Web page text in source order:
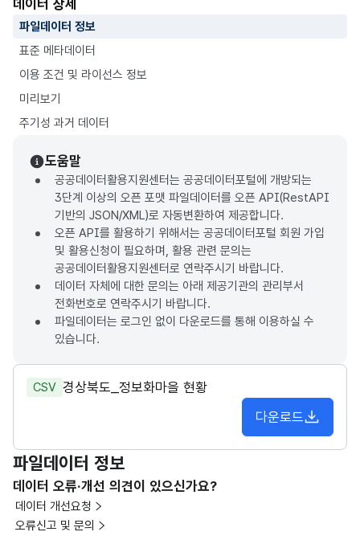
데이터 상세
파일데이터 정보
표준 메타데이터
이용 조건 및 라이선스 정보
미리보기
주기성 과거 데이터
도움말
공공데이터활용지원센터는 공공데이터포털에 개방되는
3단계 이상의 오픈 포맷 파일데이터를 오픈 API(RestAPI
기반의 JSON/XML)로 자동변환하여 제공합니다.
오픈 API를 활용하기 위해서는 공공데이터포털 회원 가입
및 활용신청이 필요하며, 활용 관련 문의는
공공데이터활용지원센터로 연락주시기 바랍니다.
데이터 자체에 대한 문의는 아래 제공기관의 관리부서
전화번호로 연락주시기 바랍니다.
파일데이터는 로그인 없이 다운로드를 통해 이용하실 수
있습니다.
CSV 경상북도_정보화마을 현황
다운로드
파일데이터 정보
데이터 오류·개선 의견이 있으신가요?
데이터 개선요청
오류신고 및 문의